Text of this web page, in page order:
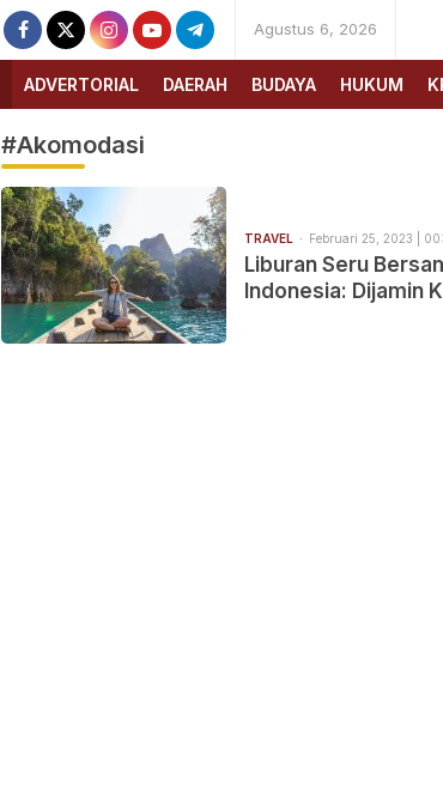
Agustus 6, 2026
ADVERTORIAL DAERAH BUDAYA HUKUM
#Akomodasi
TRAVEL Februari 25, 2023 |
Liburan Seru
Indonesia: Dijamin